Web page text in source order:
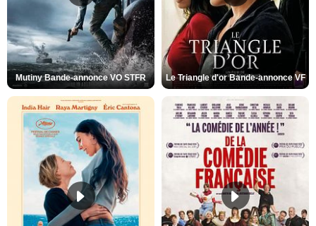
Mutiny Bande-annonce VO STFR Le Triangle d'or Bande-annonce VF